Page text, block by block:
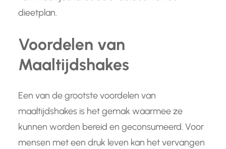
dieetplan.
Voordelen van
Maaltijdshakes
Een van de grootste voordelen van
maaltijdshakes is het gemak waarmee ze
kunnen worden bereid en geconsumeerd. Voor
mensen met een druk leven kan het vervangen